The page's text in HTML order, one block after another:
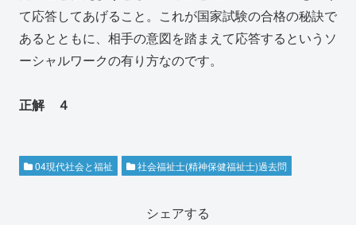
て応答してあげること。これが国家試験の合格の秘訣で
あるとともに、相手の意図を踏まえて応答するというソ
ーシャルワークの有り方なのです。
正解 ４
04現代社会と福祉 社会福祉士(精神保健福祉士)過去問
シェアする